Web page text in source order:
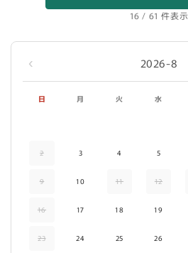
16 / 61 件表示
‹ 2026-8
日 月 火 水
2 3 4 5
9 10 11 12
16 17 18 19
23 24 25 26